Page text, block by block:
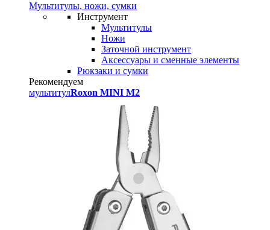
Мультитулы, ножи, сумки
Инструмент
Мультитулы
Ножи
Заточной инструмент
Аксессуары и сменные элементы
Рюкзаки и сумки
Рекомендуем
мультитулRoxon MINI M2